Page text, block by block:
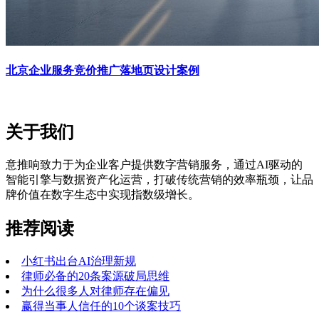
北京企业服务竞价推广落地页设计案例
关于我们
意推响致力于为企业客户提供数字营销服务，通过AI驱动的
智能引擎与数据资产化运营，打破传统营销的效率瓶颈，让品
牌价值在数字生态中实现指数级增长。
推荐阅读
小红书出台AI治理新规
律师必备的20条案源破局思维
为什么很多人对律师存在偏见
赢得当事人信任的10个谈案技巧